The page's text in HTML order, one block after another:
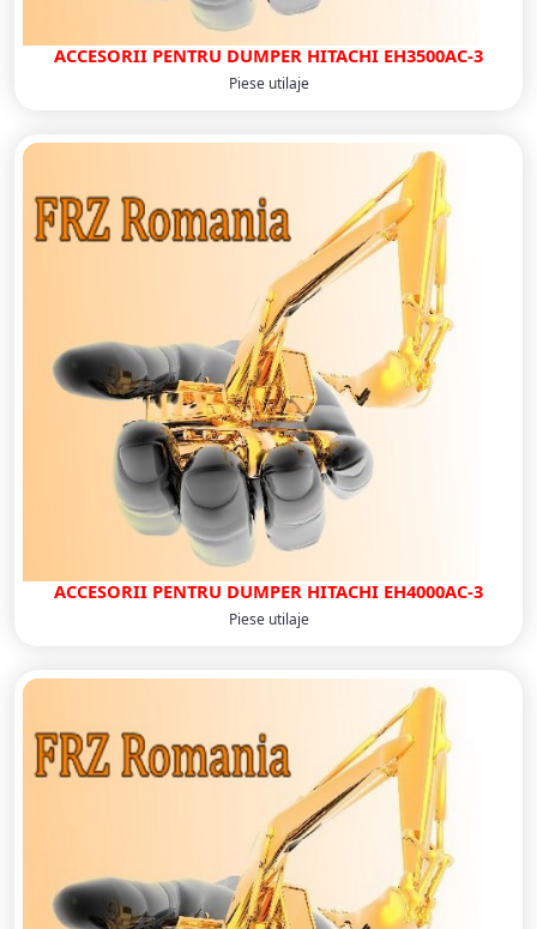
ACCESORII PENTRU DUMPER HITACHI EH3500AC-3
Piese utilaje
ACCESORII PENTRU DUMPER HITACHI EH4000AC-3
Piese utilaje